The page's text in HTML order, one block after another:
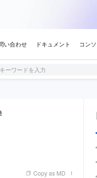
キーワードを入力
Copy as MD